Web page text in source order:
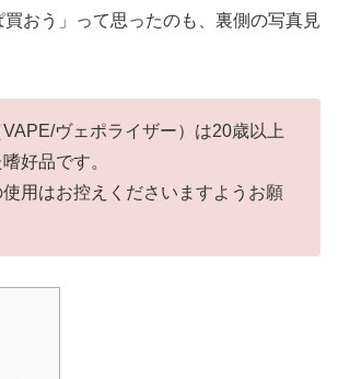
おう」って思ったのも、裏側の写真見
ヴェポライザー）は20歳以上
好品です。
用はお控えくださいますようお願